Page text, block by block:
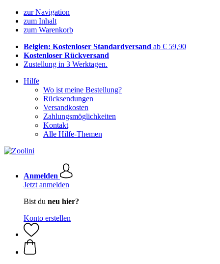
zur Navigation
zum Inhalt
zum Warenkorb
Belgien: Kostenloser Standardversand ab € 59,90
Kostenloser Rückversand
Zustellung in 3 Werktagen.
Hilfe
Wo ist meine Bestellung?
Rücksendungen
Versandkosten
Zahlungsmöglichkeiten
Kontakt
Alle Hilfe-Themen
Anmelden
Jetzt anmelden
Bist du neu hier?
Konto erstellen